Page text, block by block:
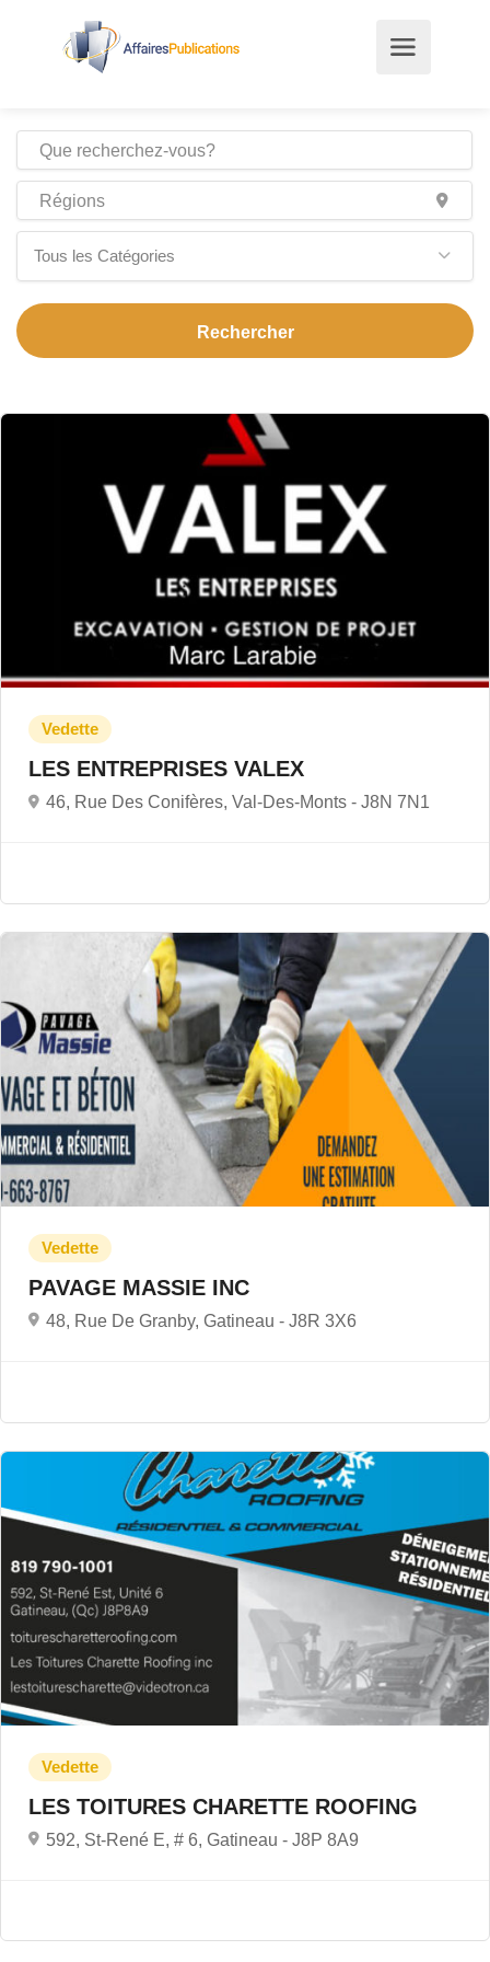
Tous les Catégories
LES ENTREPRISES VALEX
46, Rue Des Conifères, Val-Des-Monts - J8N 7N1
PAVAGE MASSIE INC
48, Rue De Granby, Gatineau - J8R 3X6
LES TOITURES CHARETTE ROOFING
592, St-René E, # 6, Gatineau - J8P 8A9